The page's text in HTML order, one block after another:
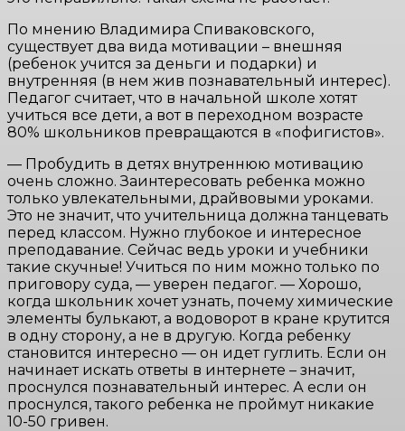
По мнению Владимира Спиваковского,
существует два вида мотивации – внешняя
(ребенок учится за деньги и подарки) и
внутренняя (в нем жив познавательный интерес).
Педагог считает, что в начальной школе хотят
учиться все дети, а вот в переходном возрасте
80% школьников превращаются в «пофигистов».
— Пробудить в детях внутреннюю мотивацию
очень сложно. Заинтересовать ребенка можно
только увлекательными, драйвовыми уроками.
Это не значит, что учительница должна танцевать
перед классом. Нужно глубокое и интересное
преподавание. Сейчас ведь уроки и учебники
такие скучные! Учиться по ним можно только по
приговору суда, — уверен педагог. — Хорошо,
когда школьник хочет узнать, почему химические
элементы булькают, а водоворот в кране крутится
в одну сторону, а не в другую. Когда ребенку
становится интересно — он идет гуглить. Если он
начинает искать ответы в интернете – значит,
проснулся познавательный интерес. А если он
проснулся, такого ребенка не проймут никакие
10-50 гривен.